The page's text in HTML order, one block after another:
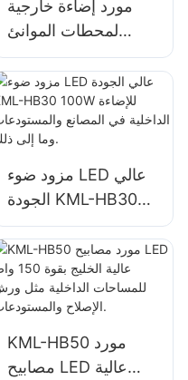
مورد إضاءة خارجية
لمحطات الموانئ
والمطارات KML-
FL2C 1000W LED
مزود ضوء LED عالي
الجودة KML-HB30
100W للإضاءة الداخلية
في المصانع
والمستودعات وما إلى
ذلك.
KML-HB50 مورد
مصابيح LED عالية